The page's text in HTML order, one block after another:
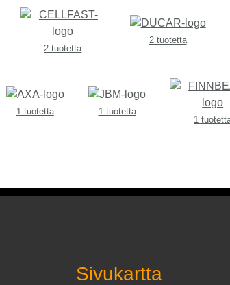
2 tuotetta
2 tuotetta
1 tuotetta
1 tuotetta
1
Sivukartta